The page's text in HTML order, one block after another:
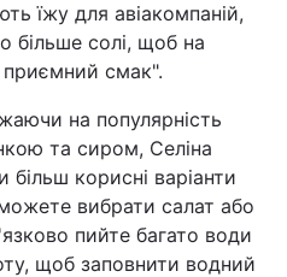
їжу для авіакомпаній,
більше солі, щоб на
приємний смак".
на популярність
та сиром, Селіна
корисні варіанти
вибрати салат або
пийте багато води
щоб заповнити водний